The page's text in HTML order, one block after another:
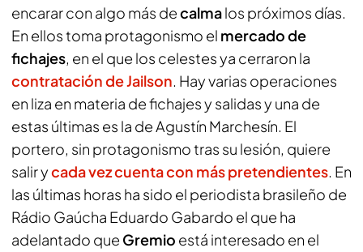
encarar con algo más decalmalos próximos días.
En ellos toma protagonismo el mercado de
fichajes, en el que los celestes ya cerraron la
contratación de Jailson. Hay varias operaciones
en liza en materia de fichajes y salidas y una de
estas últimas es la de Agustín Marchesín. El
portero, sin protagonismo tras su lesión, quiere
salir ycada vez cuenta con más pretendientes. En
las últimas horas ha sido el periodista brasileño de
Rádio Gaúcha Eduardo Gabardo el que ha
adelantado que Gremio está interesado en el